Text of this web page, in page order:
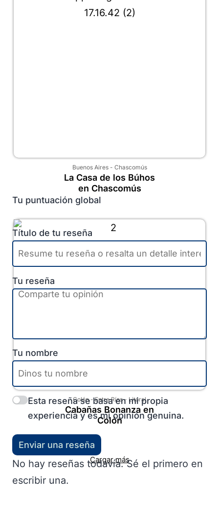
Buenos Aires- Chascomús
La Casa de los Búhos
en Chascomús
Colón-Entre Ríos- Litoral
Cabañas Bonanza en
Colón
Cargar más
Tu puntuación global
Título de tu reseña
Tu reseña
Tu nombre
Esta reseña se basa en mi propia
experiencia y es mi opinión genuina.
Enviar una reseña
No hay reseñas todavía. Sé el primero en
escribir una.